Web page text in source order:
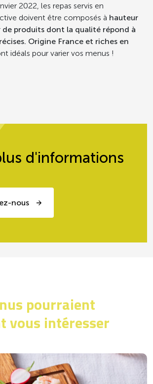
2022, les repas servis en
doivent être composés à hauteur
de produits dont la qualité répond à
Origine France et riches en
idéals pour varier vos menus !
d'informations
nous
pourraient
vous intéresser